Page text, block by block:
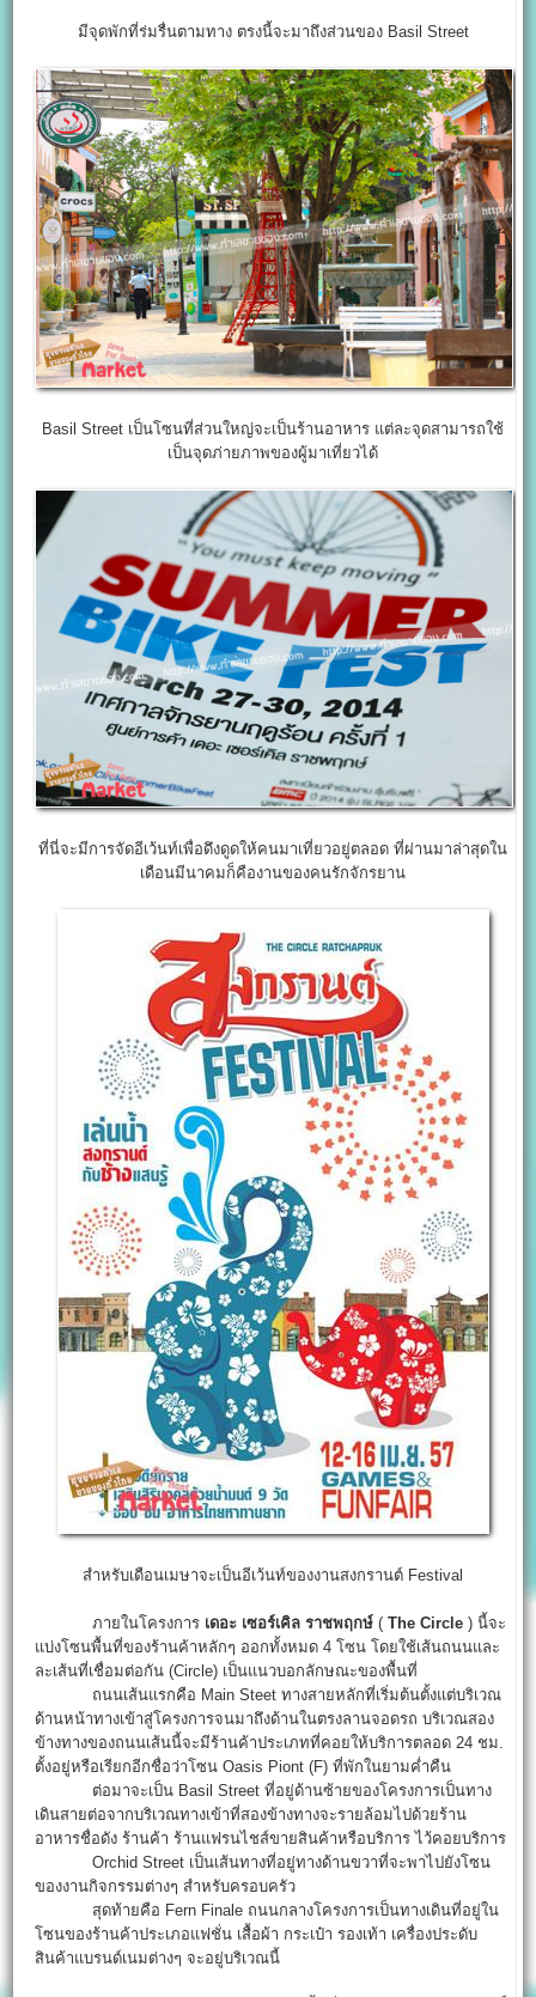
มีจุดพักที่ร่มรื่นตามทาง ตรงนี้จะมาถึงส่วนของ Basil Street
Basil Street เป็นโซนที่ส่วนใหญ่จะเป็นร้านอาหาร แต่ละจุดสามารถใช้
เป็นจุดภ่ายภาพของผู้มาเที่ยวได้
ที่นี่จะมีการจัดอีเว้นท์เพื่อดึงดูดให้คนมาเที่ยวอยู่ตลอด ที่ผ่านมาล่าสุดใน
เดือนมีนาคมก็คืองานของคนรักจักรยาน
สำหรับเดือนเมษาจะเป็นอีเว้นท์ของงานสงกรานต์ Festival
ภายในโครงการ เดอะ เซอร์เคิล ราชพฤกษ์ (The Circle ) นี้จะ
แบ่งโซนพื้นที่ของร้านค้าหลักๆ ออกทั้งหมด 4 โซน โดยใช้เส้นถนนและ
ละเส้นที่เชื่อมต่อกัน (Circle) เป็นแนวบอกลักษณะของพื้นที่
ถนนเส้นแรกคือ Main Steet ทางสายหลักที่เริ่มต้นตั้งแต่บริเวณ
ด้านหน้าทางเข้าสู่โครงการจนมาถึงด้านในตรงลานจอดรถ บริเวณสอง
ข้างทางของถนนเส้นนี้จะมีร้านค้าประเภทที่คอยให้บริการตลอด 24 ชม.
ตั้งอยู่หรือเรียกอีกชื่อว่าโซน Oasis Piont (F) ที่พักในยามค่ำคืน
ต่อมาจะเป็น Basil Street ที่อยู่ด้านซ้ายของโครงการเป็นทาง
เดินสายต่อจากบริเวณทางเข้าที่สองข้างทางจะรายล้อมไปด้วยร้าน
อาหารชื่อดัง ร้านค้า ร้านแฟรนไชส์ขายสินค้าหรือบริการ ไว้คอยบริการ
Orchid Street เป็นเส้นทางที่อยู่ทางด้านขวาที่จะพาไปยังโซน
ของงานกิจกรรมต่างๆ สำหรับครอบครัว
สุดท้ายคือ Fern Finale ถนนกลางโครงการเป็นทางเดินที่อยู่ใน
โซนของร้านค้าประเภอแฟชั่น เสื้อผ้า กระเป๋า รองเท้า เครื่องประดับ
สินค้าแบรนด์เนมต่างๆ จะอยู่บริเวณนี้